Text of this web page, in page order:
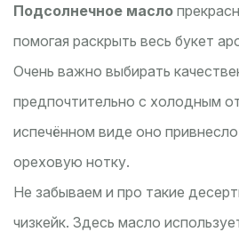
Подсолнечное масло
помогая раскрыть весь букет
Очень важно выбирать
предпочтительно с холодным
испечённом виде оно
ореховую нотку.
Не забываем и про такие
чизкейк. Здесь масло